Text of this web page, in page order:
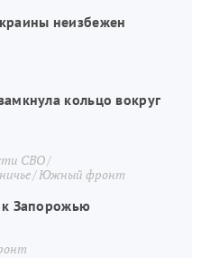
неизбежен
кольцо вокруг
СВО
Южный фронт
Запорожью